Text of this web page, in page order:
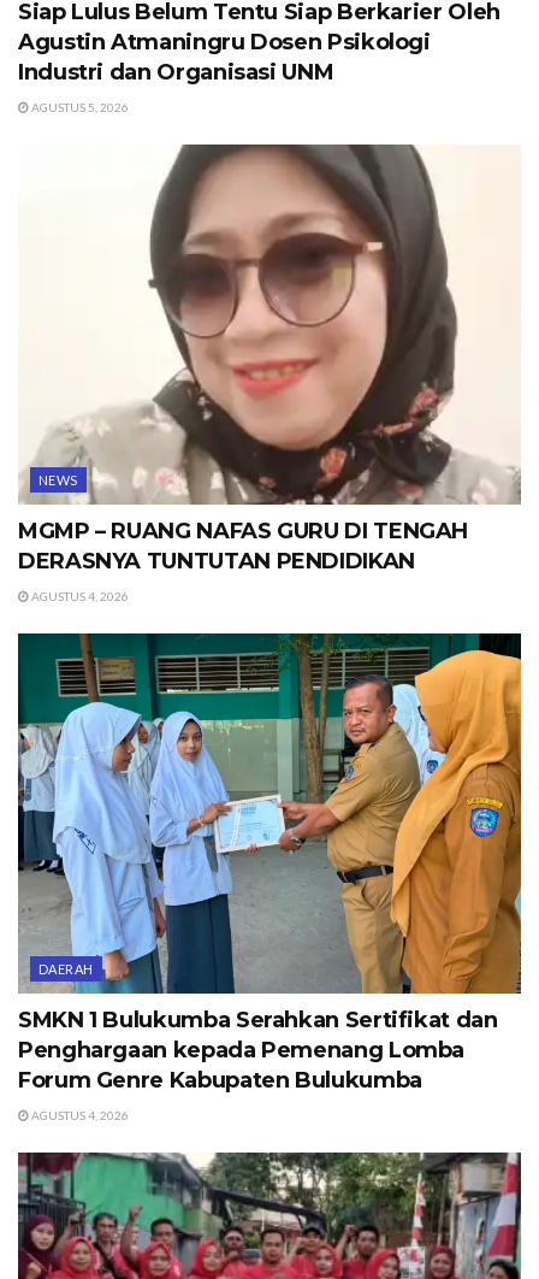
Siap Lulus Belum Tentu Siap Berkarier Oleh
Agustin Atmaningru Dosen Psikologi
Industri dan Organisasi UNM
AGUSTUS 5, 2026
NEWS
MGMP – RUANG NAFAS GURU DI TENGAH
DERASNYA TUNTUTAN PENDIDIKAN
AGUSTUS 4, 2026
DAERAH
SMKN 1 Bulukumba Serahkan Sertifikat dan
Penghargaan kepada Pemenang Lomba
Forum Genre Kabupaten Bulukumba
AGUSTUS 4, 2026